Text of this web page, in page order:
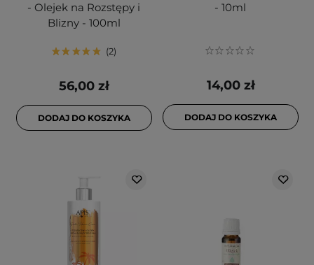
- Olejek na Rozstępy i
Blizny - 100ml
2
56,00 zł
DODAJ DO KOSZYKA
- 10ml
14,00 zł
DODAJ DO KOSZYKA